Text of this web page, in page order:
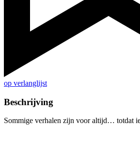
op verlanglijst
Beschrijving
Sommige verhalen zijn voor altijd… totdat